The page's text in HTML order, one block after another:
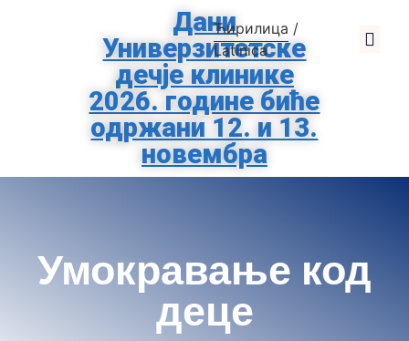
Ћирилица /
Latinica
Дани
Универзитетске
дечје клинике
2026. године биће
одржани 12. и 13.
новембра
Умокравање код
деце